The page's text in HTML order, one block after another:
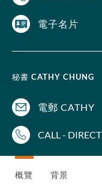
電子名片
秘書 CATHY CHUNG
電郵 CATHY
CALL - DIRECT
概覽 背景